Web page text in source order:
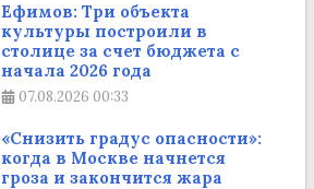
Ефимов: Три объекта
культуры построили в
столице за счет бюджета с
начала 2026 года
07.08.2026 00:33
«Снизить градус опасности»:
когда в Москве начнется
гроза и закончится жара